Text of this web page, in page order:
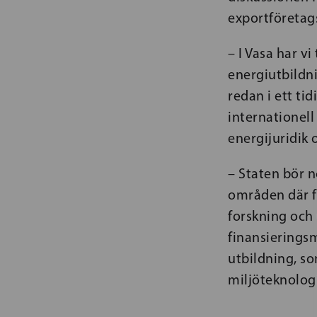
– I Vasa har
redan i ett
internationell
energijuridik
– Staten bör
områden där
forskning
utbildning,